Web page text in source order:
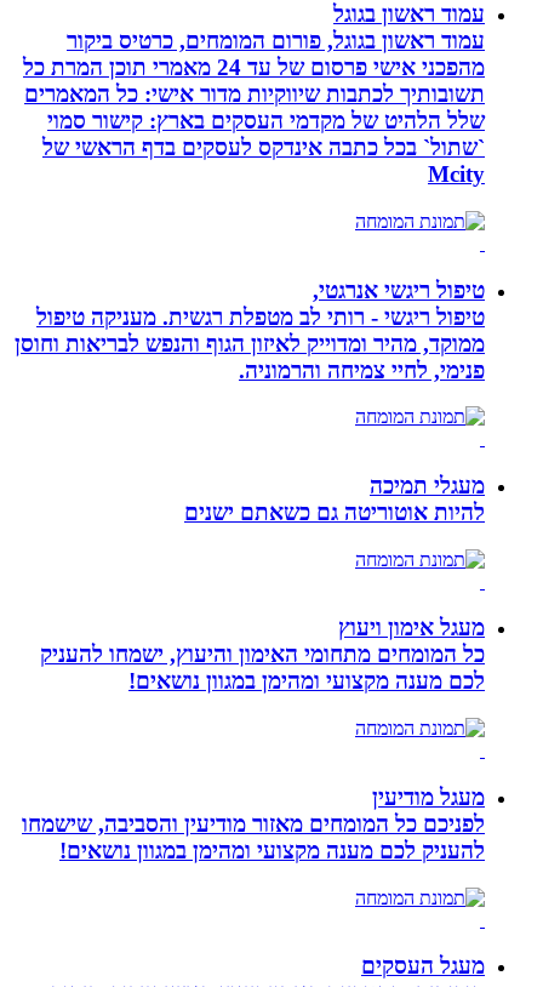
עמוד ראשון בגוגל
עמוד ראשון בגוגל, פורום המומחים, כרטיס ביקור
מהפכני אישי פרסום של עד 24 מאמרי תוכן המרת כל
תשובותיך לכתבות שיווקיות מדור אישי: כל המאמרים
שלל הלהיט של מקדמי העסקים בארץ: קישור סמוי
`שתול` בכל כתבה אינדקס לעסקים בדף הראשי של
Mcity
טיפול ריגשי אנרגטי,
טיפול ריגשי - רותי לב מטפלת רגשית. מעניקה טיפול
ממוקד, מהיר ומדוייק לאיזון הגוף והנפש לבריאות וחוסן
פנימי, לחיי צמיחה והרמוניה.
מעגלי תמיכה
להיות אוטוריטה גם כשאתם ישנים
מעגל אימון ויעוץ
כל המומחים מתחומי האימון והיעוץ, ישמחו להעניק
לכם מענה מקצועי ומהימן במגוון נושאים!
מעגל מודיעין
לפניכם כל המומחים מאזור מודיעין והסביבה, שישמחו
להעניק לכם מענה מקצועי ומהימן במגוון נושאים!
מעגל העסקים